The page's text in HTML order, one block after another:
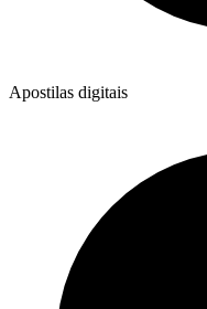
Apostilas digitais